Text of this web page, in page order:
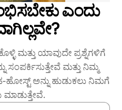
ಎಂದು
ಮತ್ತು ಯಾವುದೇ ಪ್ರಶ್ನೆಗಳಿಗೆ
ಸಂಪರ್ಕಿಸುತ್ತೇವೆ ಮತ್ತು ನಿಮ್ಮ
ಹೋಸ್ಟ್ ಅನ್ನು ಹುಡುಕಲು ನಿಮಗೆ